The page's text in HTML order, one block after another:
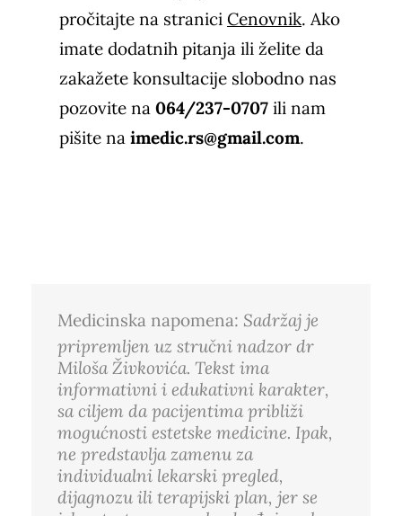
pročitajte na stranici Cenovnik. Ako
imate dodatnih pitanja ili želite da
zakažete konsultacije slobodno nas
pozovite na 064/237-0707 ili nam
pišite na imedic.rs@gmail.com.
Medicinska napomena: Sadržaj je
pripremljen uz stručni nadzor dr
Miloša Živkovića. Tekst ima
informativni i edukativni karakter,
sa ciljem da pacijentima približi
mogućnosti estetske medicine. Ipak,
ne predstavlja zamenu za
individualni lekarski pregled,
dijagnozu ili terapijski plan, jer se